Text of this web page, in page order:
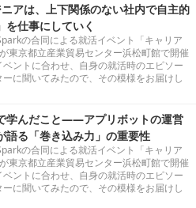
アは、上下関係のない社内で自主的
を仕事にしていく
の合同による就活イベント「キャリア
東京都立産業貿易センター浜松町館で開催
ントに合わせ、自身の就活時のエピソー
ーに聞いてみたので、その模様をお届けし
学んだこと――アプリボットの運営
語る「巻き込み力」の重要性
の合同による就活イベント「キャリア
東京都立産業貿易センター浜松町館で開催
ントに合わせ、自身の就活時のエピソー
ーに聞いてみたので、その模様をお届けし